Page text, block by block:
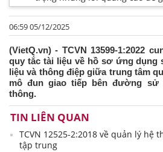
06:59 05/12/2025
(VietQ.vn) - TCVN 13599-1:2022
quy tắc tài liệu về hồ sơ ứng dụng
liệu và thông điệp giữa trung tâm
mô đun giao tiếp bên đường sử
thông.
TIN LIÊN QUAN
TCVN 12525-2:2018 về quản lý hệ
tập trung